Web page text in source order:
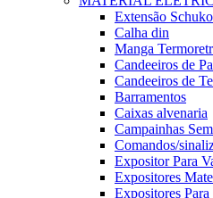
Extensão Schuko
Calha din
Manga
Candeeiros de
Candeeiros de
Barramentos
Caixas alvenaria
Campainhas
Comandos/
Expositor Para
Expositores
Expositores Para